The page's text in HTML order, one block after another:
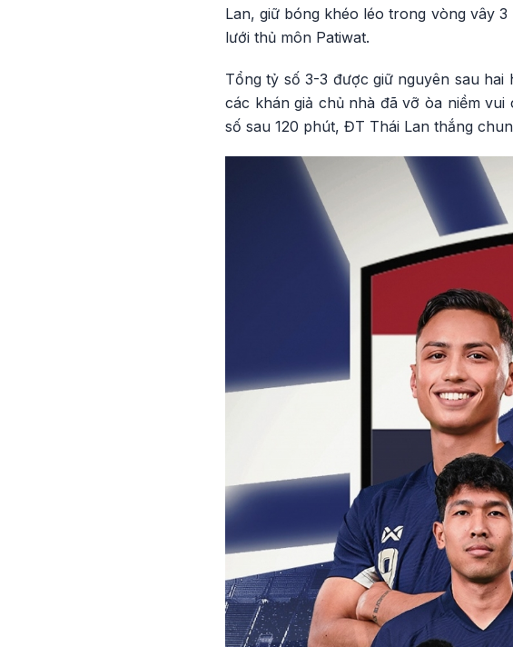
Lan, giữ bóng khéo léo trong vòng vây
lưới thủ môn Patiwat.
Tổng tỷ số 3-3 được giữ nguyên sau hai
các khán giả chủ nhà đã vỡ òa niềm
số sau 120 phút, ĐT Thái Lan thắng